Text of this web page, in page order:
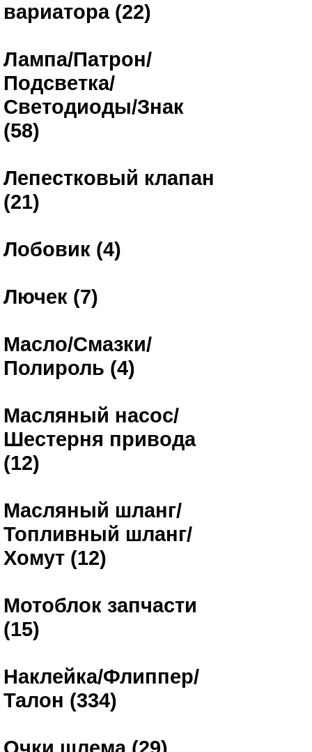
вариатора (22)
Лампа/Патрон/
Подсветка/
Светодиоды/Знак
(58)
Лепестковый клапан
(21)
Лобовик (4)
Лючек (7)
Масло/Смазки/
Полироль (4)
Масляный насос/
Шестерня привода
(12)
Масляный шланг/
Топливный шланг/
Хомут (12)
Мотоблок запчасти
(15)
Наклейка/Флиппер/
Талон (334)